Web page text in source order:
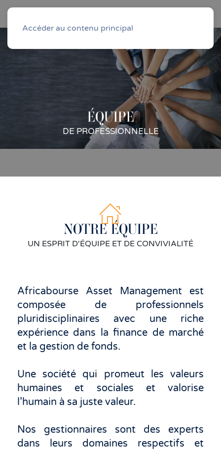
Accéder au contenu principal
ÉQUIPE
DE PROFESSIONNELLE
NOTRE ÉQUIPE
UN ESPRIT D'ÉQUIPE ET DE CONVIVIALITÉ
Africabourse Asset Management est
composée de professionnels
pluridisciplinaires avec une riche
expérience dans la finance de marché
et la gestion de fonds.
Une société qui promeut les valeurs
humaines et sociales et valorise
l’humain à sa juste valeur.
Nos gestionnaires sont des experts
dans leurs domaines respectifs et